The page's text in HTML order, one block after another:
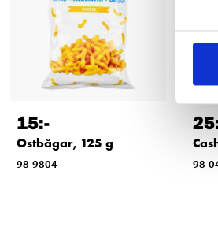
15:-
Ostbågar, 125 g
98-9804
25
98-